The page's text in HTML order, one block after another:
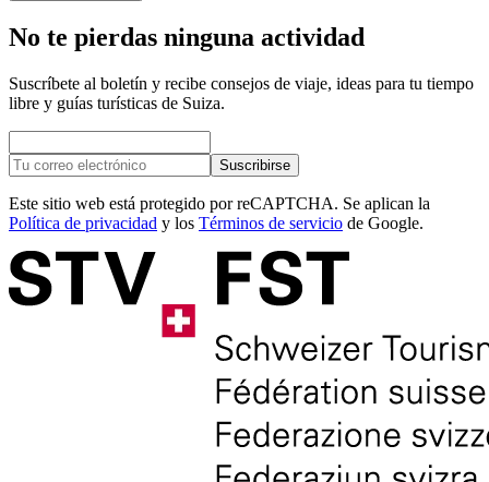
No te pierdas ninguna actividad
Suscríbete al boletín y recibe consejos de viaje, ideas para tu tiempo
libre y guías turísticas de Suiza.
Suscribirse
Este sitio web está protegido por reCAPTCHA. Se aplican la
Política de privacidad y los Términos de servicio de Google.